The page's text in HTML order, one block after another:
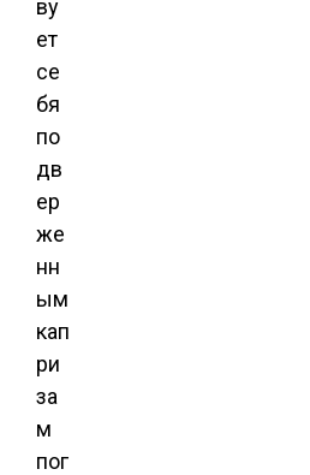
ву
ет
се
бя
по
дв
ер
же
нн
ым
кап
ри
за
м
пог